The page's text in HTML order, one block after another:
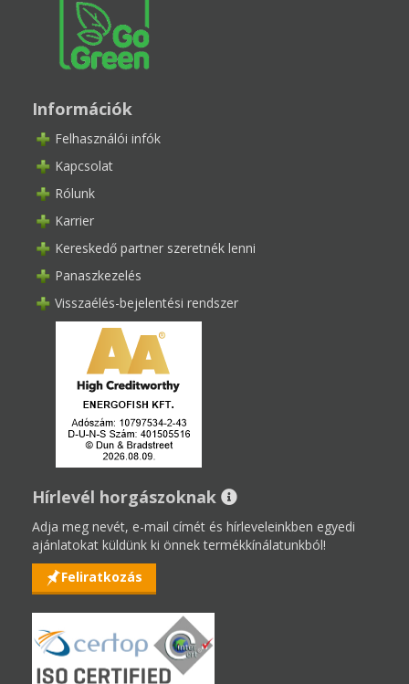
Információk
Felhasználói infók
Kapcsolat
Rólunk
Karrier
Kereskedő partner szeretnék lenni
Panaszkezelés
Visszaélés-bejelentési rendszer
Hírlevél horgászoknak
Adja meg nevét, e-mail címét és hírleveleinkben egyedi
ajánlatokat küldünk ki önnek termékkínálatunkból!
Feliratkozás